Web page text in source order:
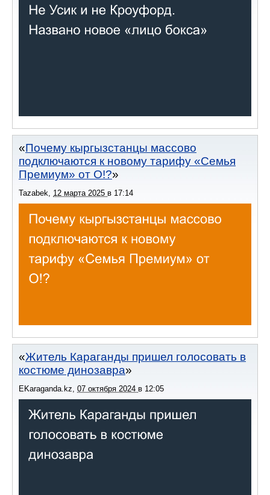
Почему кыргызстанцы массово
подключаются к новому тарифу «Семья
Премиум» от О!?
Tazabek, 12 марта 2025 в 17:14
Житель Караганды пришел голосовать в
костюме динозавра
EKaraganda.kz 07 октября 2024 в 12:05